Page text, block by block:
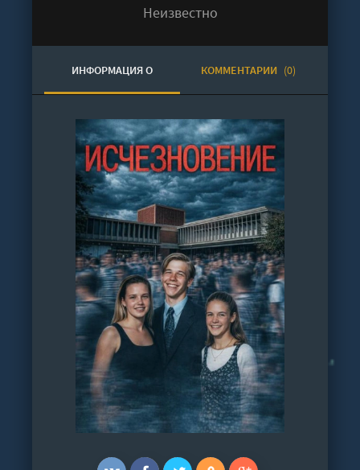
Неизвестно
ИНФОРМАЦИЯ О
АУДИОКНИГЕ
КОММЕНТАРИИ (0)